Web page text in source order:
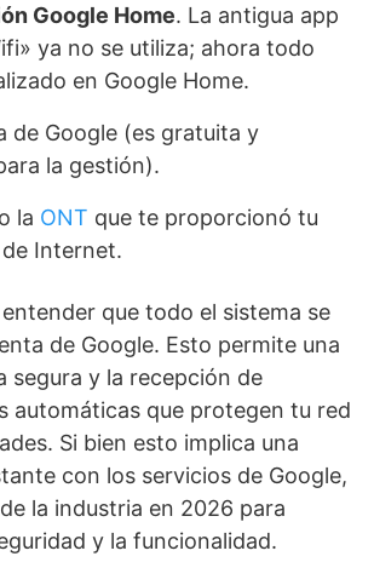
Google Home. La antigua app
ya no se utiliza; ahora todo
en Google Home.
de Google (es gratuita y
la gestión).
la ONT que te proporcionó tu
Internet.
que todo el sistema se
de Google. Esto permite una
segura y la recepción de
automáticas que protegen tu red
Si bien esto implica una
con los servicios de Google,
la industria en 2026 para
y la funcionalidad.